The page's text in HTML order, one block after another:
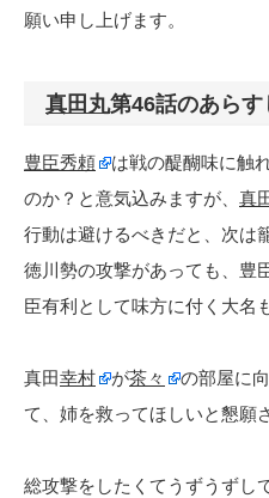
願い申し上げます。
真田丸第46話のあらす
豊臣秀頼 は戦の醍醐味に触
のか？と意気込みますが、 真
行動は避けるべきだと、次は
徳川勢の攻撃があっても、豊
臣有利として味方に付く大名
真田幸村 が茶々 の部屋に
て、姉を救ってほしいと懇願
総攻撃をしたくてうずうずし